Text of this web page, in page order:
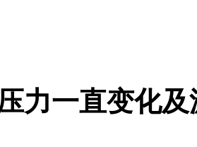
力一直变化